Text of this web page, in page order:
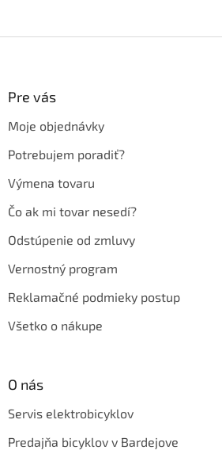
Pre vás
Moje objednávky
Potrebujem poradiť?
Výmena tovaru
Čo ak mi tovar nesedí?
Odstúpenie od zmluvy
Vernostný program
Reklamačné podmieky postup
Všetko o nákupe
O nás
Servis elektrobicyklov
Predajňa bicyklov v Bardejove